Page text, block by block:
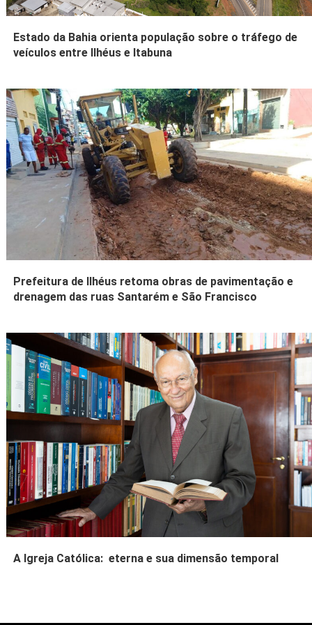
Estado da Bahia orienta população sobre o tráfego de
veículos entre Ilhéus e Itabuna
Prefeitura de Ilhéus retoma obras de pavimentação e
drenagem das ruas Santarém e São Francisco
A Igreja Católica: eterna e sua dimensão temporal